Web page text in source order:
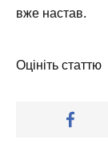
вже настав.
Оцініть статтю